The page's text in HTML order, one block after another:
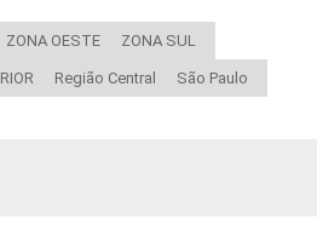
ZONA OESTE ZONA SUL
Região Central São Paulo